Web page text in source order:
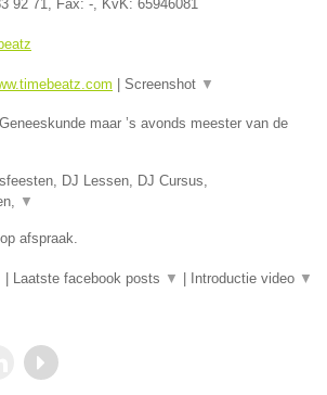
92 71, Fax: -, KvK: 65946081
Screenshot ▼
maar ’s avonds meester van de
DJ Lessen, DJ Cursus,
▼
afspraak.
Laatste facebook posts ▼ Introductie video ▼